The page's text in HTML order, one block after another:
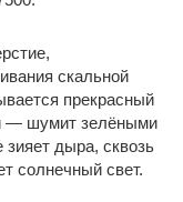
скальной
прекрасный
— шумит зелёными
дыра, сквозь
солнечный свет.